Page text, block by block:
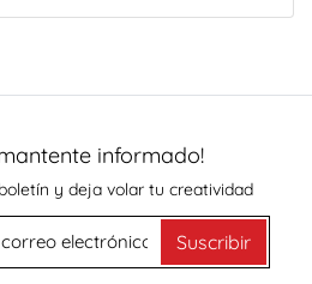
informado!
y deja volar tu creatividad
Suscribir